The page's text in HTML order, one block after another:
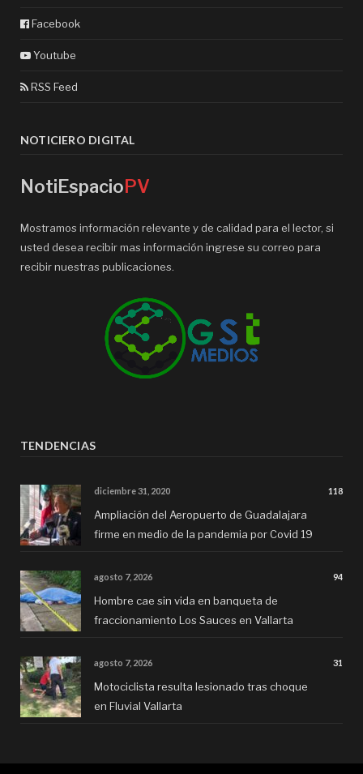
Facebook
Youtube
RSS Feed
NOTICIERO DIGITAL
NotiEspacio PV
Mostramos información relevante y de calidad para el lector, si
usted desea recibir mas información ingrese su correo para
recibir nuestras publicaciones.
TENDENCIAS
diciembre 31, 2020 118
Ampliación del Aeropuerto de Guadalajara
firme en medio de la pandemia por Covid 19
agosto 7, 2026 94
Hombre cae sin vida en banqueta de
fraccionamiento Los Sauces en Vallarta
agosto 7, 2026 31
Motociclista resulta lesionado tras choque
en Fluvial Vallarta